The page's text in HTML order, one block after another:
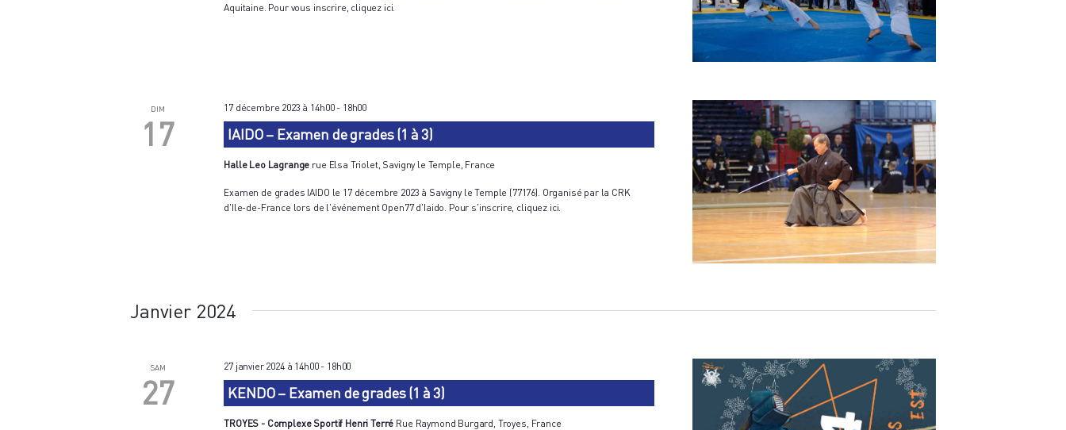
Aquitaine. Pour vous inscrire, cliquez ici.
DIM
17 IAIDO – Examen de grades (1 à 3)
17 décembre 2023 à 14h00- 18h00
Halle Leo Lagrange rue Elsa Triolet, Savigny le Temple, France
Examen de grades IAIDO le 17 décembre 2023 à Savigny le Temple (77176). Organisé par la CRK
d'Ile-de-France lors de l'événement Open77 d'Iaido. Pour s'inscrire, cliquez ici.
Janvier 2024
SAM
27 KENDO – Examen de grades (1 à 3)
27 janvier 2024 à 14h00- 18h00
TROYES - Complexe Sportif Henri Terré Rue Raymond Burgard, Troyes, France